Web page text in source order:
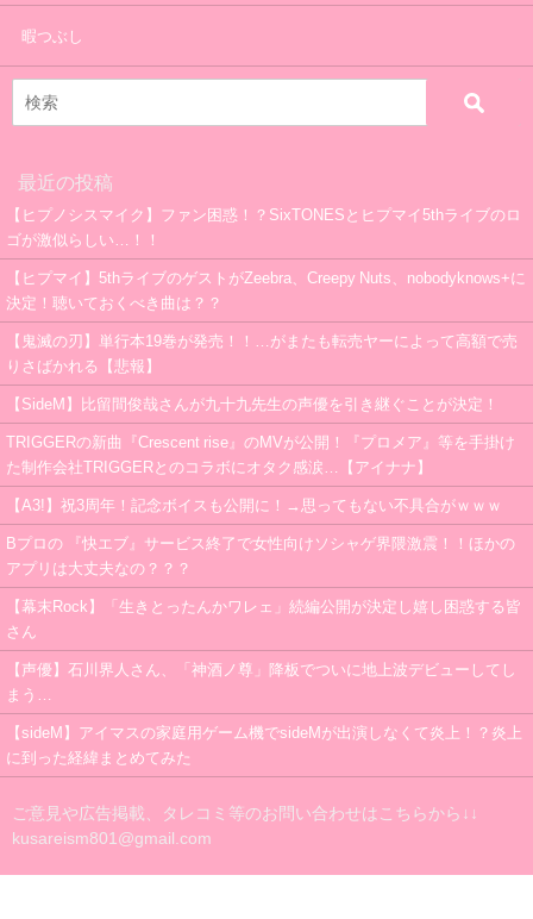
暇つぶし
最近の投稿
【ヒプノシスマイク】ファン困惑！？SixTONESとヒプマイ5thライブのロ
ゴが激似らしい…！！
【ヒプマイ】5thライブのゲストがZeebra、Creepy Nuts、nobodyknows+に
決定！聴いておくべき曲は？？
【鬼滅の刃】単行本19巻が発売！！…がまたも転売ヤーによって高額で売
りさばかれる【悲報】
【SideM】比留間俊哉さんが九十九先生の声優を引き継ぐことが決定！
TRIGGERの新曲『Crescent rise』のMVが公開！『プロメア』等を手掛け
た制作会社TRIGGERとのコラボにオタク感涙…【アイナナ】
【A3!】祝3周年！記念ボイスも公開に！→思ってもない不具合がｗｗｗ
Bプロの 『快エブ』サービス終了で女性向けソシャゲ界隈激震！！ほかの
アプリは大丈夫なの？？？
【幕末Rock】「生きとったんかワレェ」続編公開が決定し嬉し困惑する皆
さん
【声優】石川界人さん、「神酒ノ尊」降板でついに地上波デビューしてし
まう…
【sideM】アイマスの家庭用ゲーム機でsideMが出演しなくて炎上！？炎上
に到った経緯まとめてみた
ご意見や広告掲載、タレコミ等のお問い合わせはこちらから↓↓
kusareism801@gmail.com